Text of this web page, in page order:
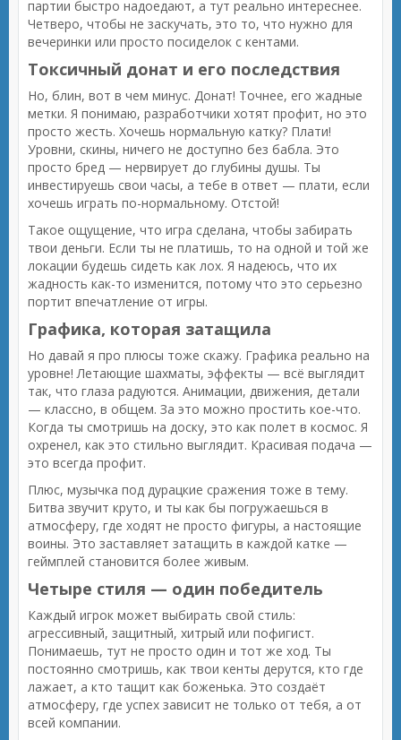
партии быстро надоедают, а тут реально интереснее.
Четверо, чтобы не заскучать, это то, что нужно для
вечеринки или просто посиделок с кентами.
Токсичный донат и его последствия
Но, блин, вот в чем минус. Донат! Точнее, его жадные
метки. Я понимаю, разработчики хотят профит, но это
просто жесть. Хочешь нормальную катку? Плати!
Уровни, скины, ничего не доступно без бабла. Это
просто бред — нервирует до глубины душы. Ты
инвестируешь свои часы, а тебе в ответ — плати, если
хочешь играть по-нормальному. Отстой!
Такое ощущение, что игра сделана, чтобы забирать
твои деньги. Если ты не платишь, то на одной и той же
локации будешь сидеть как лох. Я надеюсь, что их
жадность как-то изменится, потому что это серьезно
портит впечатление от игры.
Графика, которая затащила
Но давай я про плюсы тоже скажу. Графика реально на
уровне! Летающие шахматы, эффекты — всё выглядит
так, что глаза радуются. Анимации, движения, детали
— классно, в общем. За это можно простить кое-что.
Когда ты смотришь на доску, это как полет в космос. Я
охренел, как это стильно выглядит. Красивая подача —
это всегда профит.
Плюс, музычка под дурацкие сражения тоже в тему.
Битва звучит круто, и ты как бы погружаешься в
атмосферу, где ходят не просто фигуры, а настоящие
воины. Это заставляет затащить в каждой катке —
геймплей становится более живым.
Четыре стиля — один победитель
Каждый игрок может выбирать свой стиль:
агрессивный, защитный, хитрый или пофигист.
Понимаешь, тут не просто один и тот же ход. Ты
постоянно смотришь, как твои кенты дерутся, кто где
лажает, а кто тащит как боженька. Это создаёт
атмосферу, где успех зависит не только от тебя, а от
всей компании.